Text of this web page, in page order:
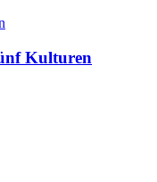
Kulturen